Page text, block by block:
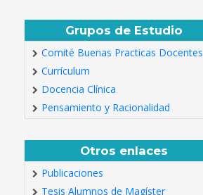
Grupos de Estudio
Comité Buenas Practicas Docentes
Currículum
Docencia Clínica
Pensamiento y Racionalidad
Otros enlaces
Publicaciones
Tesis Alumnos de Magíster